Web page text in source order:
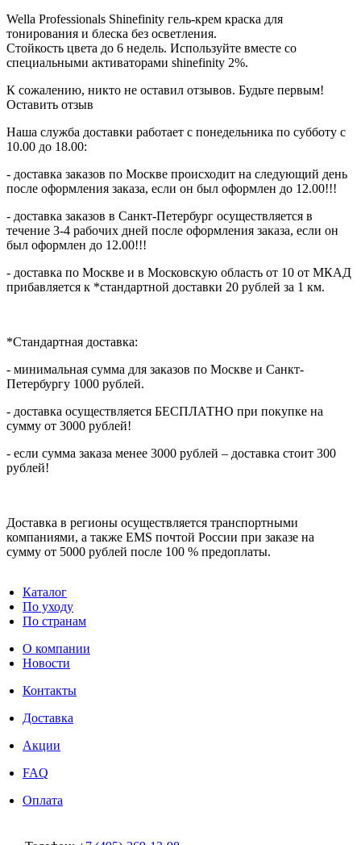
Wella Professionals Shinefinity гель-крем краска для
тонирования и блеска без осветления.
Стойкость цвета до 6 недель. Используйте вместе со
специальными активаторами shinefinity 2%.
К сожалению, никто не оставил отзывов. Будьте первым!
Оставить отзыв
Наша служба доставки работает с понедельника по субботу с
10.00 до 18.00:
- доставка заказов по Москве происходит на следующий день
после оформления заказа, если он был оформлен до 12.00!!!
- доставка заказов в Санкт-Петербург осуществляется в
течение 3-4 рабочих дней после оформления заказа, если он
был оформлен до 12.00!!!
- доставка по Москве и в Московскую область от 10 от МКАД
прибавляется к *стандартной доставки 20 рублей за 1 км.
*Стандартная доставка:
- минимальная сумма для заказов по Москве и Санкт-
Петербургу 1000 рублей.
- доставка осуществляется БЕСПЛАТНО при покупке на
сумму от 3000 рублей!
- если сумма заказа менее 3000 рублей – доставка стоит 300
рублей!
Доставка в регионы осуществляется транспортными
компаниями, а также EMS почтой России при заказе на
сумму от 5000 рублей после 100 % предоплаты.
Каталог
По уходу
По странам
О компании
Новости
Контакты
Доставка
Акции
FAQ
Оплата